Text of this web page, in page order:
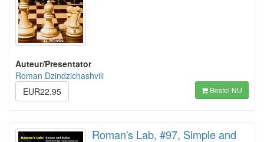
Auteur/Presentator
Roman Dzindzichashvili
EUR22.95
Bestel NU
Roman's Lab, #97, Simple and